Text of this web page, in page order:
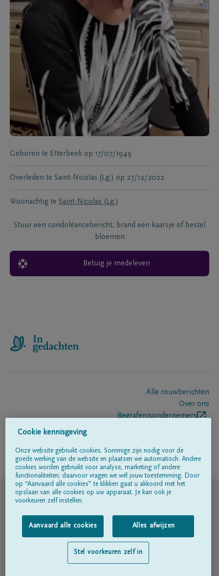
Geboren te Etterbeek op 17/07/1949
Overleden te Saint-Nicolas (Lg.) op 27/12/2022
Woonachtig te Saint-Nicolas (Lg.)
Stuur een condoléancebericht, brand een kaarsje of bestel
bloemen
Betuig je medeleven
Alle rouwberichten
Over ons
Begrafenisondernemers
Volg ons op
© DELA
Gebruiksvoorwaarden
Privacyverklaring
Toegankelijkheidsverklaring
Cookie kennisgeving
Onze website gebruikt cookies. Sommige zijn nodig voor de
goede werking van de website en plaatsen we automatisch. Andere
cookies worden gebruikt voor analyse, marketing of andere
functionaliteiten; daarvoor vragen we wél jouw toestemming. Door
op “Aanvaard alle cookies” te klikken gaat u akkoord met het
opslaan van alle cookies op uw apparaat. Je kan ook je
voorkeuren zelf instellen.
Aanvaard alle cookies Alles afwijzen
Stel voorkeuren zelf in